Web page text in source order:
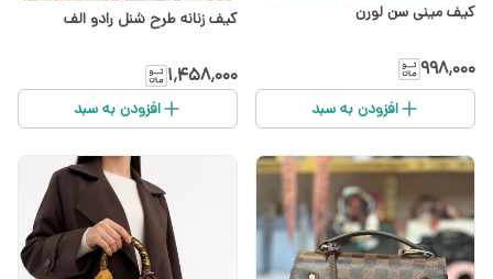
کیف مینی سن لورن
۹۹۸٬۰۰۰
افزودن به سبد
کیف زنانه طرح شنل رادو الف
۱٬۴۵۸٬۰۰۰
افزودن به سبد